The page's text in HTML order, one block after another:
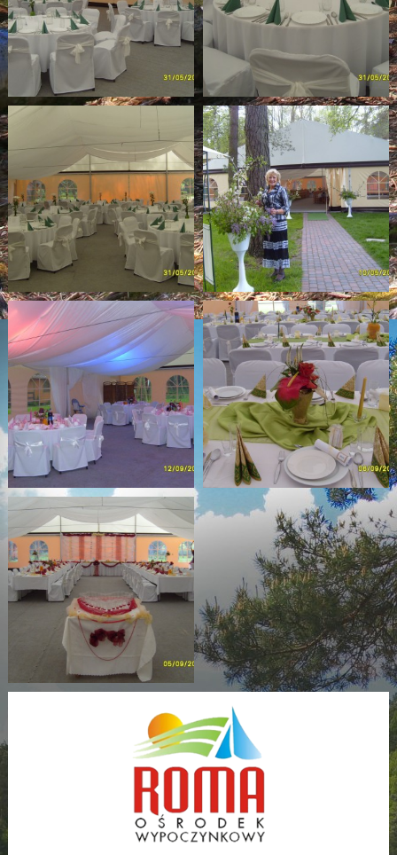
Namiot bankietowy
Bar letni na plaży
GALERIA ZDJĘĆ
WYPOŻYCZALNIA SPRZĘTU
PLAN OŚRODKA
ATRAKCJE
REGULAMIN
ORGANIZACJA IMPREZ
WESELA
ZIELONE SZKOŁY
PARTNERZY
PLAN OŚRODKA
GALERIA ZDJĘĆ
PROJEKTY
INFORMACJE PRAWNE
KONTAKT